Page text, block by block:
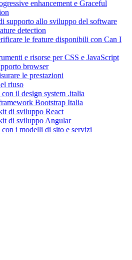
enhancement e Graceful
supporto allo sviluppo del software
detection
le feature disponibili con Can I
e risorse per CSS e JavaScript
browser
le prestazioni
riuso
il design system .italia
Bootstrap Italia
di sviluppo React
di sviluppo Angular
i modelli di sito e servizi